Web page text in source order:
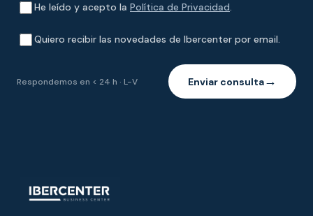
He leído y acepto la Política de Privacidad.
Quiero recibir las novedades de Ibercenter por email.
Respondemos en < 24 h · L-V Enviar consulta→